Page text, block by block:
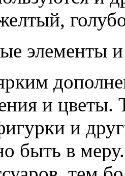
элементы и
и цветы.
и
быть в